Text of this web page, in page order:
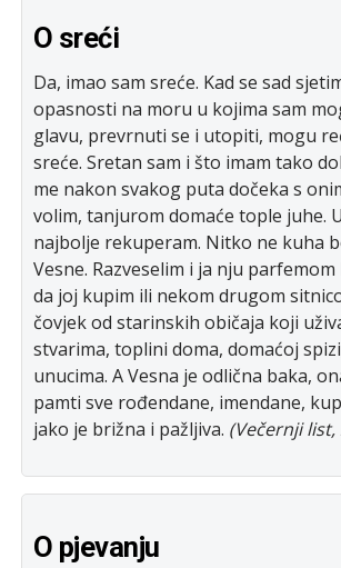
O sreći
Da, imao sam sreće. Kad se sad
opasnosti na moru u kojima sam
glavu, prevrnuti se i utopiti, mogu
sreće. Sretan sam i što imam tako
me nakon svakog puta dočeka s
volim, tanjurom domaće tople juhe.
najbolje rekuperam. Nitko ne kuha
Vesne. Razveselim i ja nju
da joj kupim ili nekom drugom
čovjek od starinskih običaja koji
stvarima, toplini doma, domaćoj
unucima. A Vesna je odlična baka,
pamti sve rođendane, imendane,
jako je brižna i pažljiva. (Večernji list,
O pjevanju